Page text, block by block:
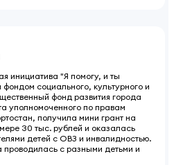
инициатива "Я помогу, и ты
социального, культурного и
фонд развития города
уполномоченного по правам
получила мини грант на
30 тыс. рублей и оказалась
детей с ОВЗ и инвалидностью.
проводилась с разными детьми и